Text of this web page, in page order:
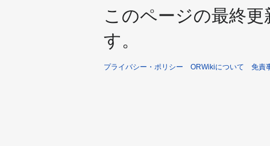
このページの最終
す。
プライバシー・ポリシー ORWikiについて 免責